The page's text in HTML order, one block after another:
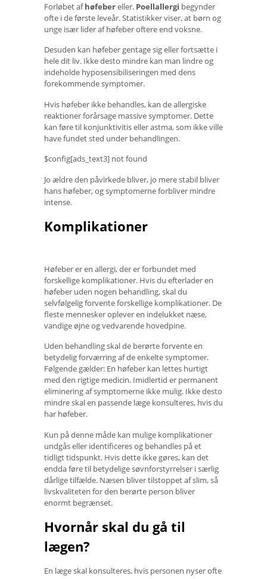
Forløbet afhøfebereller. Poellallergi begynder
ofte i de første leveår. Statistikker viser, at børn og
unge især lider af høfeber oftere end voksne.
Desuden kan høfeber gentage sig eller fortsætte i
hele dit liv. Ikke desto mindre kan man lindre og
indeholde hyposensibiliseringen med dens
forekommende symptomer.
Hvis høfeber ikke behandles, kan de allergiske
reaktioner forårsage massive symptomer. Dette
kan føre til konjunktivitis eller astma, som ikke ville
have fundet sted under behandlingen.
$config[ads_text3] not found
Jo ældre den påvirkede bliver, jo mere stabil bliver
hans høfeber, og symptomerne forbliver mindre
intense.
Komplikationer
Høfeber er en allergi, der er forbundet med
forskellige komplikationer. Hvis du efterlader en
høfeber uden nogen behandling, skal du
selvfølgelig forvente forskellige komplikationer. De
fleste mennesker oplever en indelukket næse,
vandige øjne og vedvarende hovedpine.
Uden behandling skal de berørte forvente en
betydelig forværring af de enkelte symptomer.
Følgende gælder: En høfeber kan lettes hurtigt
med den rigtige medicin. Imidlertid er permanent
eliminering af symptomerne ikke mulig. Ikke desto
mindre skal en passende læge konsulteres, hvis du
har høfeber.
Kun på denne måde kan mulige komplikationer
undgås eller identificeres og behandles på et
tidligt tidspunkt. Hvis dette ikke gøres, kan det
endda føre til betydelige søvnforstyrrelser i særlig
dårlige tilfælde. Næsen bliver tilstoppet af slim, så
livskvaliteten for den berørte person bliver
enormt begrænset.
Hvornår skal du gå til
lægen?
En læge skal konsulteres, hvis personen nyser ofte